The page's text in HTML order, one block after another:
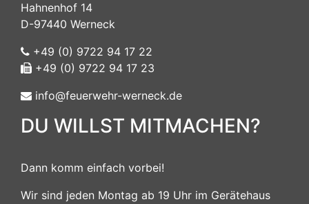
Hahnenhof 14
D-97440 Werneck
+49 (0) 9722 94 17 22
+49 (0) 9722 94 17 23
info@feuerwehr-werneck.de
DU WILLST MITMACHEN?
Dann komm einfach vorbei!
Wir sind jeden Montag ab 19 Uhr im Gerätehaus